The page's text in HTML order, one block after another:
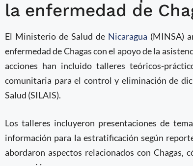
vigilancia
la enfermedad de
El Ministerio de Salud de Nicaragua (MINSA)
enfermedad de Chagas con el apoyo de la
acciones han incluido talleres teóricos-
comunitaria para el control y eliminación de
Salud (SILAIS).
Los talleres incluyeron presentaciones de
información para la estratificación según
abordaron aspectos relacionados con Chagas,